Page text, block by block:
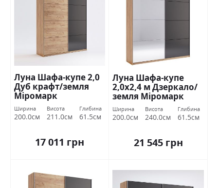
Луна Шафа-купе 2,0
Дуб крафт/земля
Міромарк
Ширина
200.0см
Висота
211.0см
Глибина
61.5см
17 011 грн
Луна Шафа-купе
2,0х2,4 м Дзеркало/
земля Міромарк
Ширина
200.0см
Висота
240.0см
Глибина
61.5см
21 545 грн